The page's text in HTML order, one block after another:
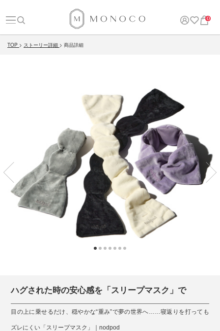
0
TOP ストーリー詳細 商品詳細
ハグされた時の安心感を「スリープマスク」で
目の上に乗せるだけ、穏やかな“重み”で夢の世界へ……寝返りを打っても
ズレにくい「スリープマスク」｜nodpod